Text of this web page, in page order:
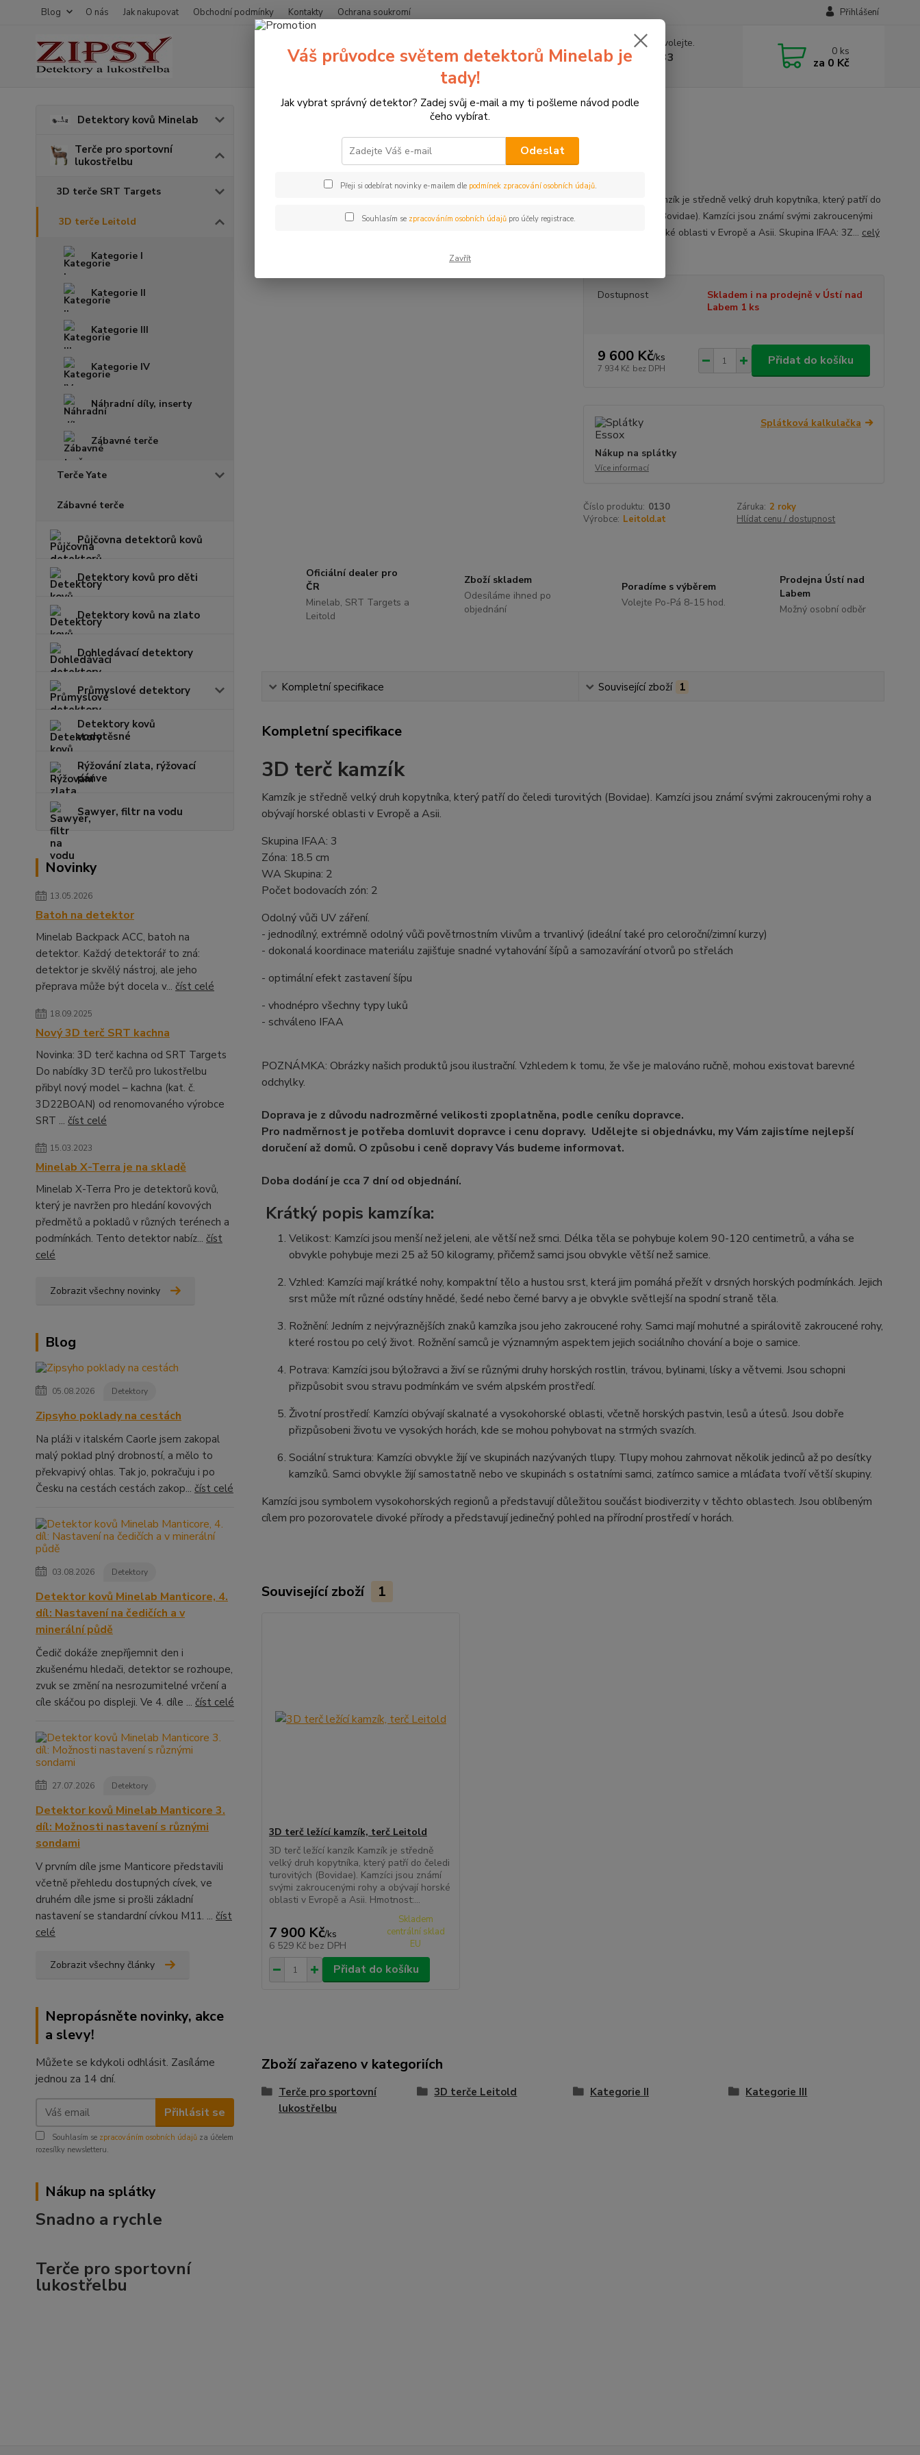
Blog O nás Jak nakupovat Obchodní podmínky Kontakty Ochrana soukromí Přihlášení
Hledat
Nevíte si rady? Zavolejte.
+420774877333 0 ks
za 0 Kč
Detektory kovů Minelab
Terče pro sportovní
lukostřelbu
3D terče SRT Targets
3D terče Leitold
Kategorie I
Kategorie II
Kategorie III
Kategorie IV
Náhradní díly, inserty
Zábavné terče
Terče Yate
Zábavné terče
Půjčovna detektorů kovů
Detektory kovů pro děti
Detektory kovů na zlato
Dohledávací detektory
Průmyslové detektory
Detektory kovů
vodotěsné
Rýžování zlata, rýžovací
pánve
Sawyer, filtr na vodu
Novinky
13.05.2026
Batoh na detektor
Minelab Backpack ACC, batoh na
detektor. Každý detektorář to zná:
detektor je skvělý nástroj, ale jeho
přeprava může být docela v... číst celé
18.09.2025
Nový 3D terč SRT kachna
Novinka: 3D terč kachna od SRT Targets
Do nabídky 3D terčů pro lukostřelbu
přibyl nový model – kachna (kat. č.
3D22BOAN) od renomovaného výrobce
SRT ... číst celé
15.03.2023
Minelab X-Terra je na skladě
Minelab X-Terra Pro je detektorů kovů,
který je navržen pro hledání kovových
předmětů a pokladů v různých terénech a
podmínkách. Tento detektor nabíz... číst
celé
Zobrazit všechny novinky
Blog
05.08.2026 Detektory
Zipsyho poklady na cestách
Na pláži v italském Caorle jsem zakopal
malý poklad plný drobností, a mělo to
překvapivý ohlas. Tak jo, pokračuju i po
Česku na cestách cestách zakop... číst celé
03.08.2026 Detektory
Detektor kovů Minelab Manticore, 4.
díl: Nastavení na čedičích a v
minerální půdě
Čedič dokáže znepříjemnit den i
zkušenému hledači, detektor se rozhoupe,
zvuk se změní na nesrozumitelné vrčení a
cíle skáčou po displeji. Ve 4. díle ... číst celé
27.07.2026 Detektory
Detektor kovů Minelab Manticore 3.
díl: Možnosti nastavení s různými
sondami
V prvním díle jsme Manticore představili
včetně přehledu dostupných cívek, ve
druhém díle jsme si prošli základní
nastavení se standardní cívkou M11. ... číst
celé
Zobrazit všechny články
Nepropásněte novinky, akce
a slevy!
Můžete se kdykoli odhlásit. Zasíláme
jednou za 14 dní.
Přihlásit se
Souhlasím se zpracováním osobních údajů za účelem
rozesílky newsletteru.
Nákup na splátky
Snadno a rychle
Terče pro sportovní
lukostřelbu
Terče pro sportovní lukostřelbu 3D terče Leitold 3D terč kamzík, terč Leitold
3D terč kamzík, terč Leitold
3D terč kamzík Kamzík je středně velký druh kopytníka, který patří do
čeledi turovitých (Bovidae). Kamzíci jsou známí svými zakroucenými
rohy a obývají horské oblasti v Evropě a Asii. Skupina IFAA: 3Z... celý
Dostupnost
Skladem i na prodejně v Ústí nad
Labem 1 ks
9 600 Kč/ks
7 934 Kč bez DPH
Přidat do košíku
Splátková kalkulačka
Nákup na splátky
Více informací
Číslo produktu: 0130 Záruka: 2 roky
Výrobce: Leitold.at Hlídat cenu / dostupnost
Oficiální dealer pro
ČR
Minelab, SRT Targets a
Leitold
Zboží skladem
Odesíláme ihned po
objednání
Poradíme s výběrem
Volejte Po-Pá 8-15 hod.
Prodejna Ústí nad
Labem
Možný osobní odběr
Kompletní specifikace Související zboží 1
Kompletní specifikace
3D terč kamzík
Kamzík je středně velký druh kopytníka, který patří do čeledi turovitých (Bovidae). Kamzíci jsou známí svými zakroucenými rohy a
obývají horské oblasti v Evropě a Asii.
Skupina IFAA: 3
Zóna: 18.5 cm
WA Skupina: 2
Počet bodovacích zón: 2
Odolný vůči UV záření.
- jednodílný, extrémně odolný vůči povětrnostním vlivům a trvanlivý (ideální také pro celoroční/zimní kurzy)
- dokonalá koordinace materiálu zajišťuje snadné vytahování šípů a samozavírání otvorů po střelách
- optimální efekt zastavení šípu
- vhodnépro všechny typy luků
- schváleno IFAA
POZNÁMKA: Obrázky našich produktů jsou ilustrační. Vzhledem k tomu, že vše je malováno ručně, mohou existovat barevné
odchylky.
Doprava je z důvodu nadrozměrné velikosti zpoplatněna, podle ceníku dopravce.
Pro nadměrnost je potřeba domluvit dopravce i cenu dopravy. Udělejte si objednávku, my Vám zajistíme nejlepší
doručení až domů. O způsobu i ceně dopravy Vás budeme informovat.
Doba dodání je cca 7 dní od objednání.
Krátký popis kamzíka:
Velikost: Kamzíci jsou menší než jeleni, ale větší než srnci. Délka těla se pohybuje kolem 90-120 centimetrů, a váha se
obvykle pohybuje mezi 25 až 50 kilogramy, přičemž samci jsou obvykle větší než samice.
Vzhled: Kamzíci mají krátké nohy, kompaktní tělo a hustou srst, která jim pomáhá přežít v drsných horských podmínkách. Jejich
srst může mít různé odstíny hnědé, šedé nebo černé barvy a je obvykle světlejší na spodní straně těla.
Rožnění: Jedním z nejvýraznějších znaků kamzíka jsou jeho zakroucené rohy. Samci mají mohutné a spirálovitě zakroucené rohy,
které rostou po celý život. Rožnění samců je významným aspektem jejich sociálního chování a boje o samice.
Potrava: Kamzíci jsou býložravci a živí se různými druhy horských rostlin, trávou, bylinami, lísky a větvemi. Jsou schopni
přizpůsobit svou stravu podmínkám ve svém alpském prostředí.
Životní prostředí: Kamzíci obývají skalnaté a vysokohorské oblasti, včetně horských pastvin, lesů a útesů. Jsou dobře
přizpůsobeni životu ve vysokých horách, kde se mohou pohybovat na strmých svazích.
Sociální struktura: Kamzíci obvykle žijí ve skupinách nazývaných tlupy. Tlupy mohou zahrnovat několik jedinců až po desítky
kamzíků. Samci obvykle žijí samostatně nebo ve skupinách s ostatními samci, zatímco samice a mláďata tvoří větší skupiny.
Kamzíci jsou symbolem vysokohorských regionů a představují důležitou součást biodiverzity v těchto oblastech. Jsou oblíbeným
cílem pro pozorovatele divoké přírody a představují jedinečný pohled na přírodní prostředí v horách.
Související zboží 1
3D terč ležící kamzík, terč Leitold
3D terč ležící kanzík Kamzík je středně
velký druh kopytníka, který patří do čeledi
turovitých (Bovidae). Kamzíci jsou známí
svými zakroucenými rohy a obývají horské
oblasti v Evropě a Asii. Hmotnost:...
7 900 Kč/ks
6 529 Kč bez DPH
Skladem
centrální sklad
EU
Přidat do košíku
Zboží zařazeno v kategoriích
Terče pro sportovní
lukostřelbu
3D terče Leitold Kategorie II Kategorie III
Váš průvodce světem detektorů Minelab je
tady!
Jak vybrat správný detektor? Zadej svůj e-mail a my ti pošleme návod podle
čeho vybírat.
Odeslat
Přeji si odebírat novinky e-mailem dle podmínek zpracování osobních údajů.
Souhlasím se zpracováním osobních údajůpro účely registrace.
Zavřít